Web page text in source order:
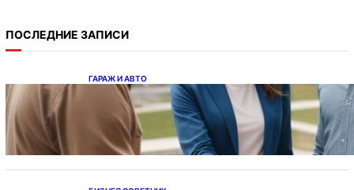
ПОСЛЕДНИЕ ЗАПИСИ
ГАРАЖ И АВТО
Ипотека на новостройки при оформлении
напрямую у застройщика